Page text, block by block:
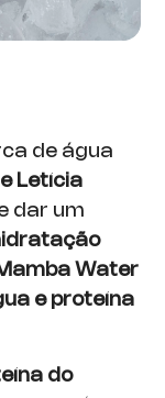
de água
Letícia
dar um
Water
e proteína
do